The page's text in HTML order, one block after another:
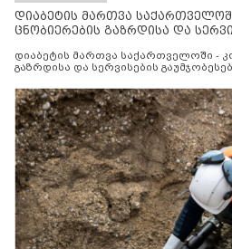
დიაბეტის მართვა
ცნობიერების გაზრდისა და
დიაბეტის მართვა საქართველოში -
გაზრდისა და სერვისების